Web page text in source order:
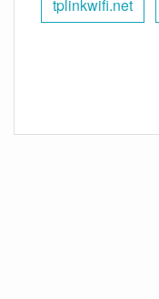
tplinkwifi.net